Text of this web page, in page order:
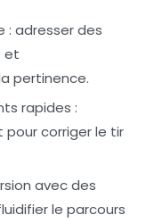
: adresser des
et
pertinence.
rapides :
pour corriger le tir
avec des
le parcours